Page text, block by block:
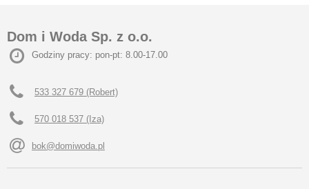
Dom i Woda Sp. z o.o.
Godziny pracy: pon-pt: 8.00-17.00
533 327 679 (Robert)
570 018 537 (Iza)
bok@domiwoda.pl